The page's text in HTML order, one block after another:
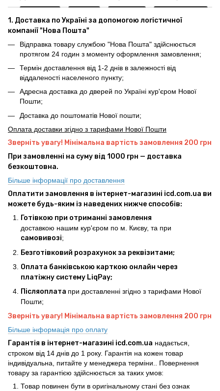
1. Доставка по Україні за допомогою логістичної
компанії "Нова Пошта"
Відправка товару службою "Нова Пошта" здійснюється
протягом 24 годин з моменту оформлення замовлення;
Термін доставлення від 1-2 днів в залежності від
віддаленості населеного пункту;
Адресна доставка до дверей по Україні кур'єром Нової
Пошти;
Доставка до поштоматів Нової пошти;
Оплата доставки згідно з тарифами Нової Пошти
Зверніть увагу! Мінімальна вартість замовлення 200 грн
При замовленні на суму від 1000 грн — доставка
безкоштовна.
Більше інформації про доставлення
Оплатити замовлення в інтернет-магазині icd.com.ua ви
можете будь-яким із наведених нижче способів:
Готівкою при отриманні замовлення
доставкою нашим кур'єром по м. Києву, та при
самовивозі;
Безготівковий розрахунок за реквізитами;
Оплата банківською карткою онлайн через
платіжну систему LiqPay;
Післяоплата при доставленні згідно з тарифами Нової
Пошти;
Зверніть увагу! Мінімальна вартість замовлення 200 грн
Більше інформація про оплату
Гарантія в інтернет-магазині icd.com.ua надається,
строком від 14 днів до 1 року. Гарантія на кожен товар
індивідуальна, питайте у менеджера терміни.. Повернення
товару за гарантією здійснюється за таких умов:
Товар повинен бути в оригінальному стані без ознак